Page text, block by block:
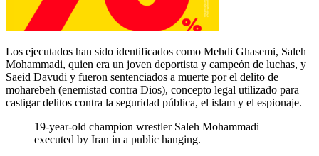
Los ejecutados han sido identificados como Mehdi Ghasemi, Saleh
Mohammadi, quien era un joven deportista y campeón de luchas, y
Saeid Davudi y fueron sentenciados a muerte por el delito de
moharebeh (enemistad contra Dios), concepto legal utilizado para
castigar delitos contra la seguridad pública, el islam y el espionaje.
19-year-old champion wrestler Saleh Mohammadi
executed by Iran in a public hanging.